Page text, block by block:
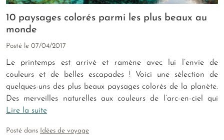
10 paysages colorés parmi les plus beaux au
monde
Posté le 07/04/2017
Le printemps est arrivé et ramène avec lui l’envie de
couleurs et de belles escapades ! Voici une sélection de
quelques-uns des plus beaux paysages colorés de la planète.
Des merveilles naturelles aux couleurs de l’arc-en-ciel qui
Lire la suite
Posté dans Idées de voyage